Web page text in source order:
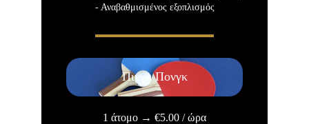
Πινγκ Πονγκ
1 άτομο → €5.00 / ώρα
- Αναβαθμισμένος εξοπλισμός